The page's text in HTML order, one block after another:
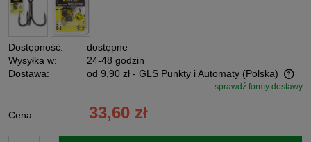
Dostępność:
dostępne
Wysyłka w:
24-48 godzin
Dostawa:
od 9,90 zł - GLS Punkty i Automaty (Polska)
Cena nie zawiera ewentualnych kosztów płatnościsprawdź formy dostawy
Cena: 33,60 zł